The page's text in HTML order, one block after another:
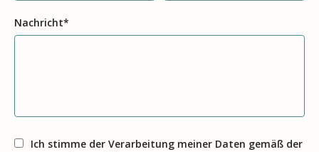
Nachricht*
Ich stimme der Verarbeitung meiner Daten gemäß der